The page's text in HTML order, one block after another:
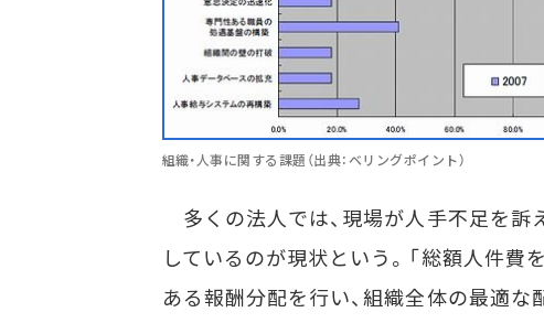
組織・人事に関する課題（出典：ベリングポイント）
多くの法人では、現場が人手不足を訴
しているのが現状という。「総額人件
ある報酬分配を行い、組織全体の最適